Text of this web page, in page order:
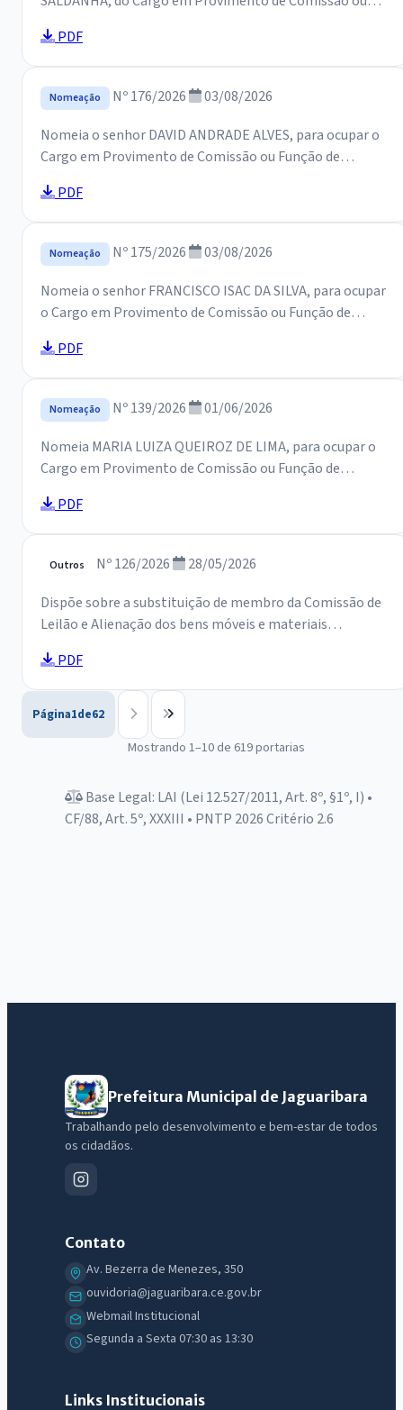
outras providências.
PDF
Nomeação Nº 176/2026
03/08/2026
Nomeia o senhor DAVID ANDRADE ALVES, para ocupar o
Cargo em Provimento de Comissão ou Função de
providências.
PDF
Nomeação Nº 175/2026
03/08/2026
Nomeia o senhor FRANCISCO ISAC DA SILVA, para ocupar
o Cargo em Provimento de Comissão ou Função de
providências.
PDF
Nomeação Nº 139/2026
01/06/2026
Nomeia MARIA LUIZA QUEIROZ DE LIMA, para ocupar o
Cargo em Provimento de Comissão ou Função de
e dá outras providências.
PDF
Outros Nº 126/2026
28/05/2026
Dispõe sobre a substituição de membro da Comissão de
Leilão e Alienação dos bens móveis e materiais
providências.
PDF
Página1de62
Mostrando 1–10 de 619 portarias
Base Legal: LAI (Lei 12.527/2011, Art. 8º, §1º, I) •
CF/88, Art. 5º, XXXIII • PNTP 2026 Critério 2.6
Prefeitura Municipal de Jaguaribara
Trabalhando pelo desenvolvimento e bem-estar de todos
os cidadãos.
Contato
Av. Bezerra de Menezes, 350
ouvidoria@jaguaribara.ce.gov.br
Webmail Institucional
Segunda a Sexta 07:30 as 13:30
Links Institucionais